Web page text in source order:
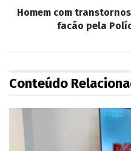
Homem com
facão pela
Conteúdo